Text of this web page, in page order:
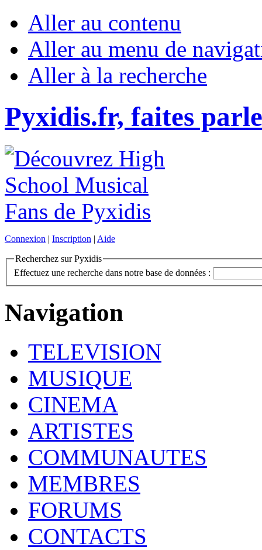
Aller au contenu
Aller au menu de
Aller à la recherche
Pyxidis.fr, faites
Connexion | Inscription | Aide
Recherchez sur Pyxidis
Effectuez une recherche dans notre base de données :
Navigation
TELEVISION
MUSIQUE
CINEMA
ARTISTES
COMMUNAUTES
MEMBRES
FORUMS
CONTACTS